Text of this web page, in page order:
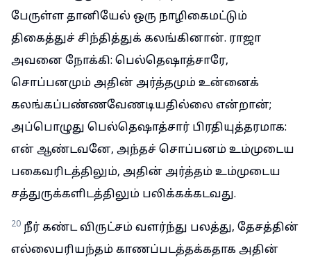
பேருள்ள தானியேல் ஒரு நாழிகைமட்டும்
திகைத்துச் சிந்தித்துக் கலங்கினான். ராஜா
அவனை நோக்கி: பெல்தெஷாத்சாரே,
சொப்பனமும் அதின் அர்த்தமும் உன்னைக்
கலங்கப்பண்ணவேணடியதில்லை என்றான்;
அப்பொழுது பெல்தெஷாத்சார் பிரதியுத்தரமாக:
என் ஆண்டவனே, அந்தச் சொப்பனம் உம்முடைய
பகைவரிடத்திலும், அதின் அர்த்தம் உம்முடைய
சத்துருக்களிடத்திலும் பலிக்கக்கடவது.
20 நீர் கண்ட விருட்சம் வளர்ந்து பலத்து, தேசத்தின்
எல்லைபரியந்தம் காணப்படத்தக்கதாக அதின்